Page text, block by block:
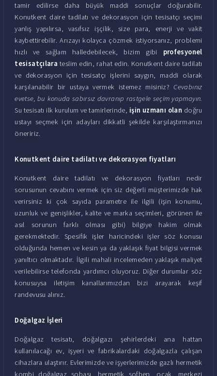
tamir edilirse daha büyük maddi sonuçlar doğurabilir.
Konutkent daire tadilatı ve dekorasyon için tesisatçı seçimi
yanlış yapılırsa, vasıfsız işçilik, size para, enerji ve vakit
kaybettirebilir. Arızayı kolayca çözmek istiyorsanız, problemi
hızlı ve sağlam halledebilecek, bizim gibi profesyonel
tesisatçılara teslim edin, rahat edin. Konutkent daire tadilatı
ve dekorasyon için tesisatçı işlerini saygın, maddi olarak
karşılanabilir bir ustaya vermek istemez misiniz?Cevabınız
evetse, bu konuda sabırsız davranıp rastgele seçim yapmayın.
Su tesisatı ilk kurulum ve tamirlerinde, işin uzmanı olan doğru
ustayı seçmek için adayları dikkatli şekilde karşılaştırmanızı
öneririz.
Konutkent daire tadilatı ve dekorasyon fiyatları
Konutkent daire tadilatı ve dekorasyon fiyatları nedir
sorusunun cevabını vermek için siz değerli müşterimizde hak
verirsiniz ki çok sayıda parametre ile ilgili (işin konumu,
uzunluk ve genişlikler, kalite ve marka seçimleri, görünen ile
asıl sorunun farklı olması gibi) bilgiye hakim olmak
gerekmektedir. Spesifik işler haricindeki işler söz konusu
olduğunda hemen ve kesin ya da yaklaşık fiyat bilgisi vermek
yanıltıcı olmaktadır. İlgili mahali incelemeden yaklaşık maliyet
verilebilirse telefonda yardımcı oluyoruz. Diğer durumlar söz
konusuysa iletişim kanallarımızdan bizi arayarak keşif
randevusu alınız.
Doğalgaz İşleri
Doğalgaz tesisatı, doğalgazı şehirlerdeki ana hattan
kullanılacağı ev, işyeri ve fabrikalardaki doğalgazla çalışan
cihazlara ulaştırır. Evlerimizde ve işyerlerimizde gazlı hermetik
kombi doğalgaz sobası, hermetik şofben, ocak, merkezi